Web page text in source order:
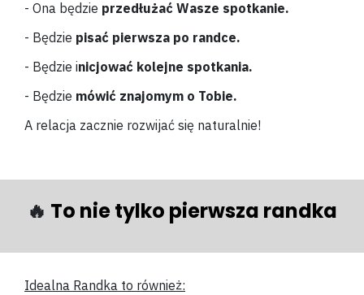
- Ona będzie przedłużać Wasze spotkanie.
- Będzie pisać pierwsza po randce.
- Będzie inicjować kolejne spotkania.
- Będzie mówić znajomym o Tobie.
A relacja zacznie rozwijać się naturalnie!
🔥 To nie tylko pierwsza randka
Idealna Randka to również: